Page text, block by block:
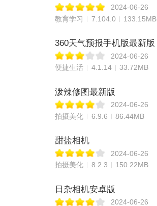
2024-06-26
教育学习
7.104.0 133.15MB
360天气预报手机版最新版
2024-06-26
便捷生活
4.1.14 33.72MB
泼辣修图最新版
2024-06-26
拍摄美化
6.9.6 86.44MB
甜盐相机
2024-06-26
拍摄美化
8.2.3 150.22MB
日杂相机安卓版
2024-06-26